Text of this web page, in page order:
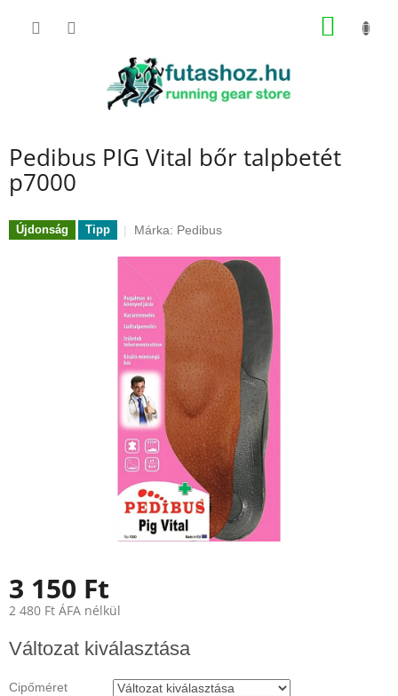
KOSÁR
Pedibus PIG Vital bőr talpbetét
p7000
Újdonság Tipp Márka: Pedibus
3 150 Ft
2 480 Ft ÁFA nélkül
Változat kiválasztása
Cipőméret